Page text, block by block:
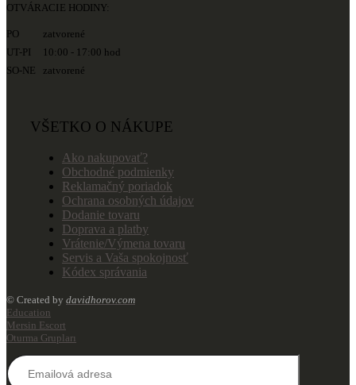
OTVÁRACIE HODINY:
PO zatvorené
UT-PI 10:00 - 17:00 hod
SO-NE zatvorené
VŠETKO O NÁKUPE
Ako nakupovať?
Obchodné podmienky
Reklamačný poriadok
Ochrana osobných údajov
Dodanie tovaru
Doprava a platby
Vrátenie/Výmena tovaru
Servis a Vaša spokojnosť
Kódex správania
© Created by davidhorov.com
Education
Mersin Escort
Oturma Grupları